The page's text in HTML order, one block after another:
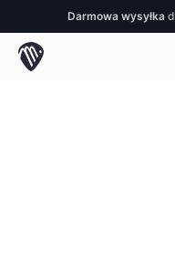
Darmowa wysyłka